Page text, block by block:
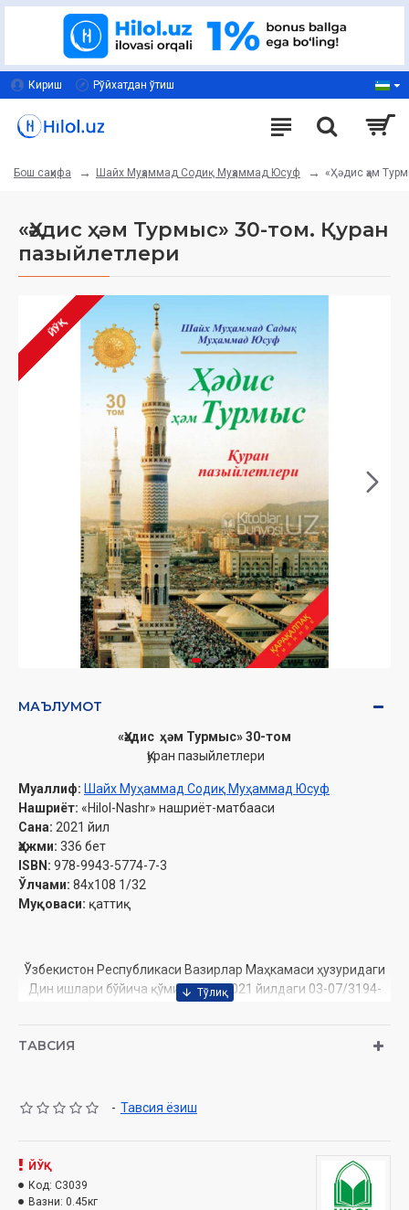
Кириш Рўйхатдан ўтиш
Бош саҳифа Шайх Муҳаммад Содиқ Муҳаммад Юсуф «Ҳәдис ҳәм
«Ҳәдис ҳәм Турмыс» 30-том. Қуран
пазыйлетлери
ЙЎҚ
МАЪЛУМОТ
«Ҳәдис ҳәм Турмыс» 30-том
Қуран пазыйлетлери
Муаллиф: Шайх Муҳаммад Содиқ Муҳаммад Юсуф
Нашриёт: «Hilol-Nashr» нашриёт-матбааси
Сана: 2021 йил
Ҳажми: 336 бет
ISBN: 978-9943-5774-7-3
Ўлчами: 84х108 1/32
Муқоваси: қаттиқ
Ўзбекистон Республикаси Вазирлар Маҳкамаси ҳузуридаги
Дин ишлари бўйича қўмитанинг 2021 йилдаги 03-07/3194-
ТАВСИЯ
- Тавсия ёзиш
ЙЎҚ
Код: C3039
Вазни: 0.45кг